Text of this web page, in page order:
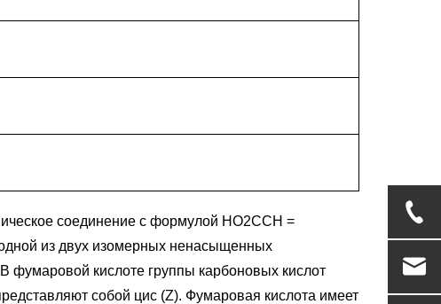
соединение с формулой HO2CCH =
из двух изомерных ненасыщенных
фумаровой кислоте группы карбоновых кислот
собой цис (Z). Фумаровая кислота имеет